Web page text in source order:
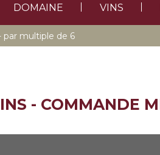
DOMAINE VINS
par multiple de 6
- COMMANDE